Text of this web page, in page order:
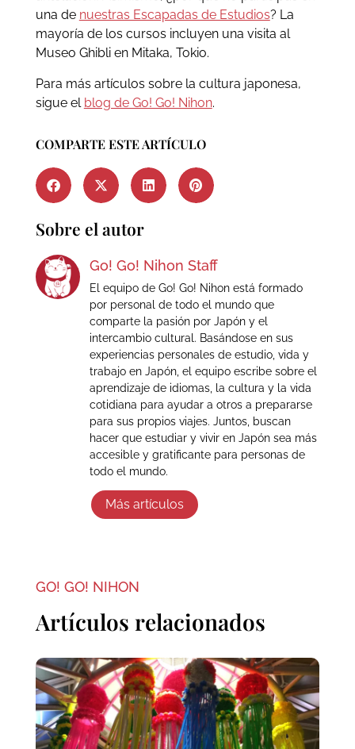
una de nuestras Escapadas de Estudios? La
mayoría de los cursos incluyen una visita al
Museo Ghibli en Mitaka, Tokio.
Para más artículos sobre la cultura japonesa,
sigue el blog de Go! Go! Nihon.
COMPARTE ESTE ARTÍCULO
Sobre el autor
Go! Go! Nihon Staff
El equipo de Go! Go! Nihon está formado
por personal de todo el mundo que
comparte la pasión por Japón y el
intercambio cultural. Basándose en sus
experiencias personales de estudio, vida y
trabajo en Japón, el equipo escribe sobre el
aprendizaje de idiomas, la cultura y la vida
cotidiana para ayudar a otros a prepararse
para sus propios viajes. Juntos, buscan
hacer que estudiar y vivir en Japón sea más
accesible y gratificante para personas de
todo el mundo.
Más artículos
GO! GO! NIHON
Artículos relacionados